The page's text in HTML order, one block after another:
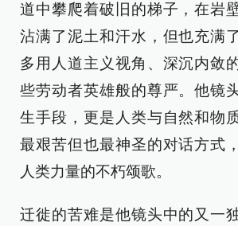
道中攀爬着破旧的梯子，在岩
沾满了泥土和汗水，但也充满
多用人道主义视角、深沉内敛
些劳动者英雄般的尊严。他镜
生手段，更是人类与自然和物
最艰苦但也最神圣的对话方式
人类力量的不朽颂歌。
迁徙的苦难是他镜头中的又一